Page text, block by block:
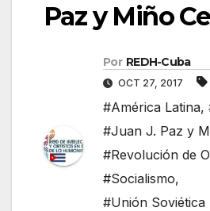
Paz y Miño
Por REDH-Cuba
OCT 27, 2017
#América Latina,
#Juan J. Paz y
#Revolución de
#Socialismo,
#Unión Soviética